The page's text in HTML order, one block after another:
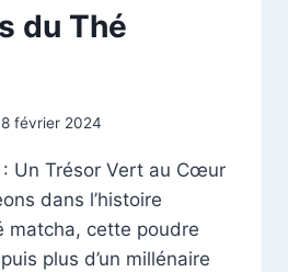
du Thé
février 2024
Un Trésor Vert au Cœur
dans l’histoire
matcha, cette poudre
plus d’un millénaire